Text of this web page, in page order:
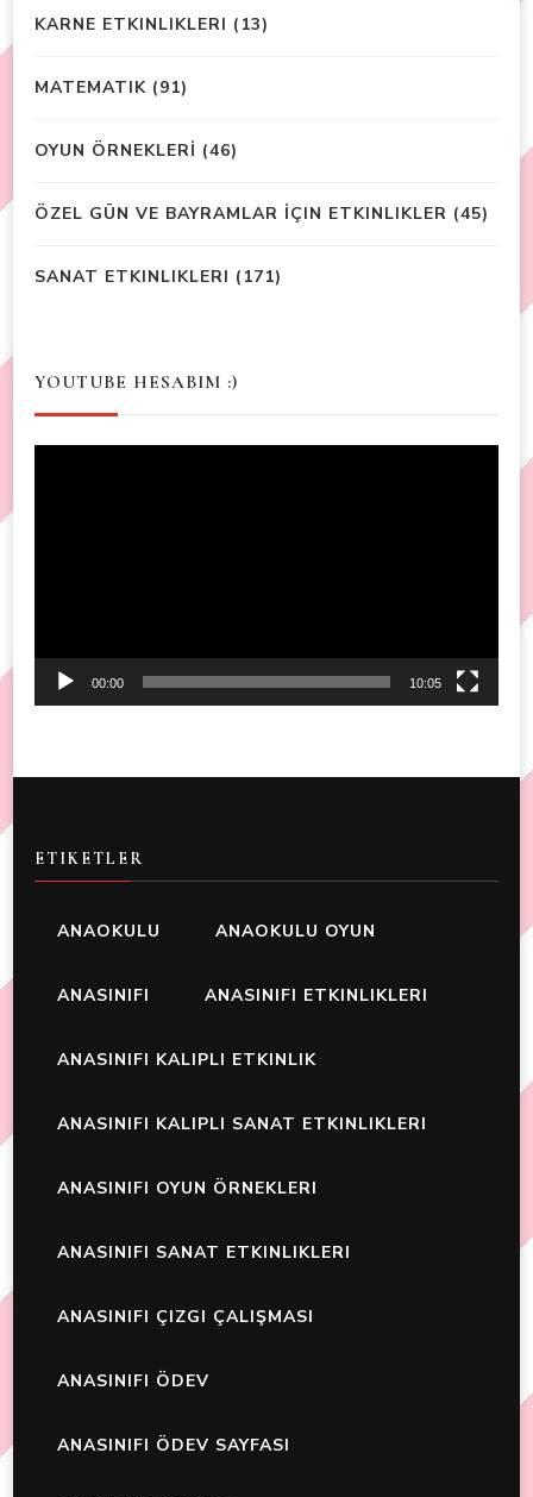
KARNE ETKINLIKLERI (13)
MATEMATIK (91)
OYUN ÖRNEKLERİ (46)
ÖZEL GÜN VE BAYRAMLAR İÇIN ETKINLIKLER (45)
SANAT ETKINLIKLERI (171)
YOUTUBE HESABIM :)
00:00 10:05
ETIKETLER
ANAOKULU ANAOKULU OYUN
ANASINIFI ANASINIFI ETKINLIKLERI
ANASINIFI KALIPLI ETKINLIK
ANASINIFI KALIPLI SANAT ETKINLIKLERI
ANASINIFI OYUN ÖRNEKLERI
ANASINIFI SANAT ETKINLIKLERI
ANASINIFI ÇIZGI ÇALIŞMASI
ANASINIFI ÖDEV
ANASINIFI ÖDEV SAYFASI